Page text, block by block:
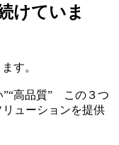
けていま
す。
”“高品質” この３つ
ューションを提供